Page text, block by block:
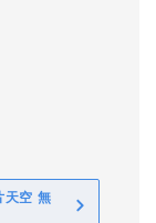
天空 無